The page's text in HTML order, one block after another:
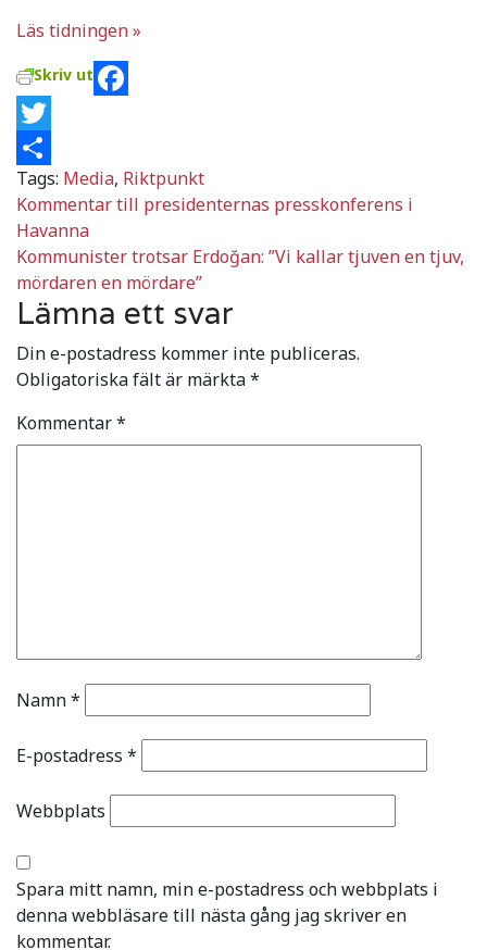
Läs tidningen »
Skriv ut
Facebook
Twitter
Dela
Tags: Media, Riktpunkt
Inläggsnavigering
Kommentar till presidenternas presskonferens i
Havanna
Kommunister trotsar Erdoğan: ”Vi kallar tjuven en tjuv,
mördaren en mördare”
Lämna ett svar
Din e-postadress kommer inte publiceras.
Obligatoriska fält är märkta*
Kommentar*
Namn*
E-postadress *
Webbplats
Spara mitt namn, min e-postadress och webbplats i
denna webbläsare till nästa gång jag skriver en
kommentar.